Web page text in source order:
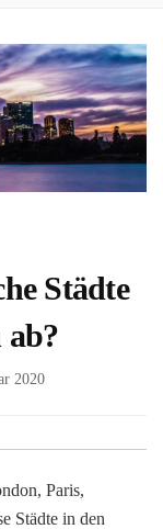
Städte
ab?
2020
Paris,
Städte in den